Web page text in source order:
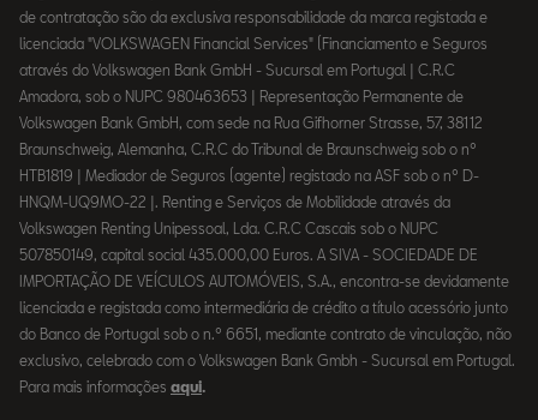
de contratação são da exclusiva responsabilidade da marca registada e
licenciada "VOLKSWAGEN Financial Services" (Financiamento e Seguros
através do Volkswagen Bank GmbH - Sucursal em Portugal | C.R.C
Amadora, sob o NUPC 980463653 | Representação Permanente de
Volkswagen Bank GmbH, com sede na Rua Gifhorner Strasse, 57, 38112
Braunschweig, Alemanha, C.R.C do Tribunal de Braunschweig sob o nº
HTB1819 | Mediador de Seguros (agente) registado na ASF sob o nº D-
HNQM-UQ9MO-22 |. Renting e Serviços de Mobilidade através da
Volkswagen Renting Unipessoal, Lda. C.R.C Cascais sob o NUPC
507850149, capital social 435.000,00 Euros. A SIVA - SOCIEDADE DE
IMPORTAÇÃO DE VEÍCULOS AUTOMÓVEIS, S.A., encontra-se devidamente
licenciada e registada como intermediária de crédito a título acessório junto
do Banco de Portugal sob o n.º 6651, mediante contrato de vinculação, não
exclusivo, celebrado com o Volkswagen Bank Gmbh - Sucursal em Portugal.
Para mais informações aqui.